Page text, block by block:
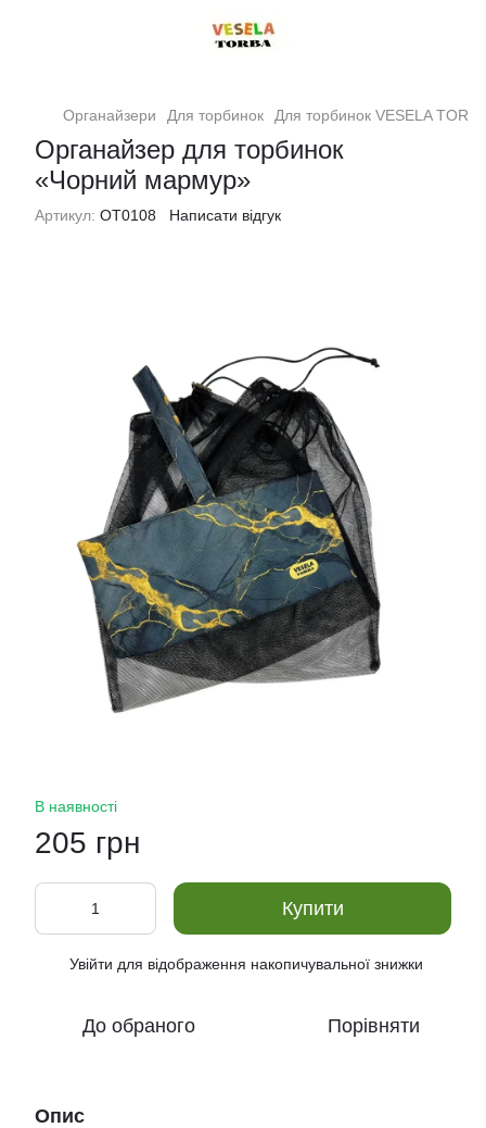
Органайзери Для торбинок Для торбинок VESELA
Органайзер для торбинок
«Чорний мармур»
Артикул: ОТ0108 Написати відгук
В наявності
205 грн
Купити
Увійти для відображення накопичувальної знижки
До обраного Порівняти
Опис